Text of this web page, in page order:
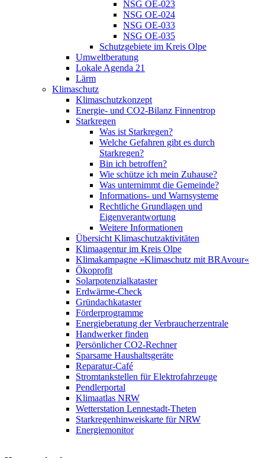
NSG OE-023
NSG OE-024
NSG OE-033
NSG OE-035
Schutzgebiete im Kreis Olpe
Umweltberatung
Lokale Agenda 21
Lärm
Klimaschutz
Klimaschutzkonzept
Energie- und CO2-Bilanz Finnentrop
Starkregen
Was ist Starkregen?
Welche Gefahren gibt es durch
Starkregen?
Bin ich betroffen?
Wie schütze ich mein Zuhause?
Was unternimmt die Gemeinde?
Informations- und Warnsysteme
Rechtliche Grundlagen und
Eigenverantwortung
Weitere Informationen
Übersicht Klimaschutzaktivitäten
Klimaagentur im Kreis Olpe
Klimakampagne »Klimaschutz mit BRAvour«
Ökoprofit
Solarpotenzialkataster
Erdwärme-Check
Gründachkataster
Förderprogramme
Energieberatung der Verbraucherzentrale
Handwerker finden
Persönlicher CO2-Rechner
Sparsame Haushaltsgeräte
Reparatur-Café
Stromtankstellen für Elektrofahrzeuge
Pendlerportal
Klimaatlas NRW
Wetterstation Lennestadt-Theten
Starkregenhinweiskarte für NRW
Energiemonitor